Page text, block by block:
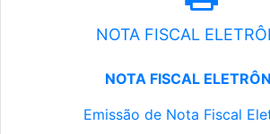
NOTA FISCAL
NOTA FISCAL
Emissão de Nota Fiscal